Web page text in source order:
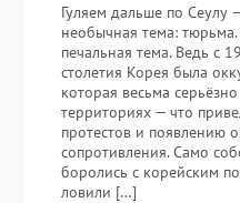
Гуляем дальше по Сеулу
необычная тема:
печальная тема. Ведь с
столетия Корея была
которая весьма
территориях — что
протестов и появлению
сопротивления. Само
боролись с корейским
ловили […]